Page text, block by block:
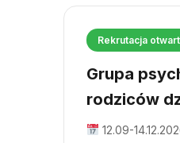
Rekrutacja
Grupa
rodziców
12.09-